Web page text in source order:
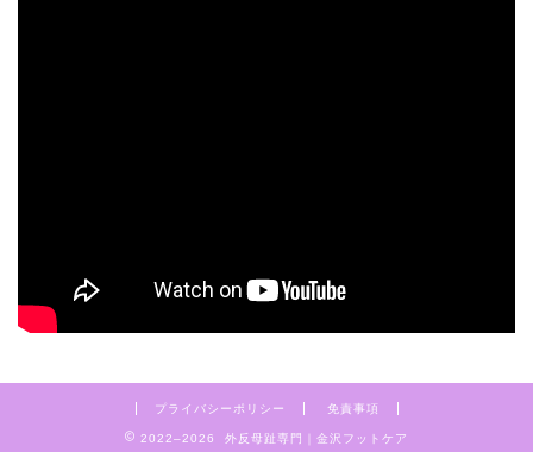
プライバシーポリシー 免責事項
2022–2026 外反母趾専門｜金沢フットケア